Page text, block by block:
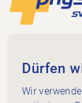
Dammweg 3
3013 Bern
+41 58 255 36 00
Dürfen
Wir